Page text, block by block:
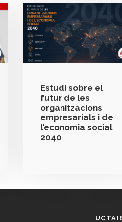
Estudi sobre el
futur de les
organitzacions
empresarials i de
l’economia social
2040